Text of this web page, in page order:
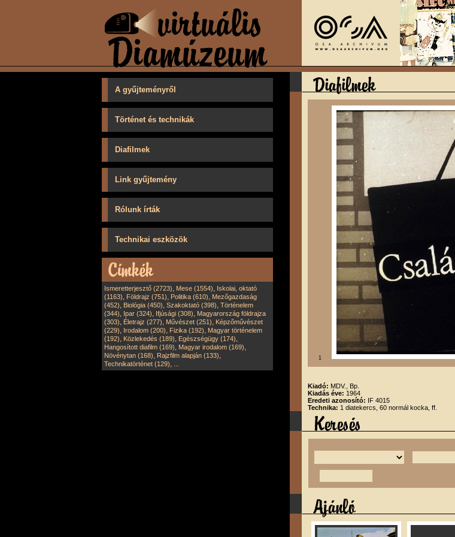
A gyűjteményről
Történet és technikák
Diafilmek
Link gyűjtemény
Rólunk írták
Technikai eszközök
Ismeretterjesztő (2723), Mese (1554), Iskolai, oktató
(1163), Földrajz (751), Politika (610), Mezőgazdaság
(452), Biológia (450), Szakoktató (398), Történelem
(344), Ipar (324), Ifjúsági (308), Magyarország földrajza
(303), Életrajz (277), Művészet (251), Képzőművészet
(229), Irodalom (200), Fizika (192), Magyar történelem
(192), Közlekedés (189), Egészségügy (174),
Hangosított diafilm (169), Magyar irodalom (169),
Növénytan (168), Rajzfilm alapján (133),
Technikatörténet (129),
1
Kiadó: MDV., Bp.
Kiadás éve: 1964
Eredeti azonosító: IF 4015
Technika: 1 diatekercs, 60 normál kocka, ff.